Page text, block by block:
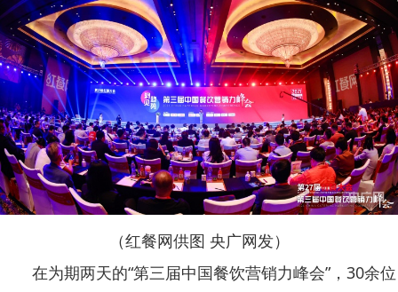
（红餐网供图 央广网发）
在为期两天的“第三届中国餐饮营销力峰会”，30余位